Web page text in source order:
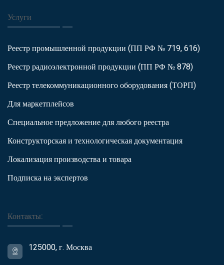
Услуги
Реестр промышленной продукции (ПП РФ № 719, 616)
Реестр радиоэлектронной продукции (ПП РФ № 878)
Реестр телекоммуникационного оборудования (ТОРП)
Для маркетплейсов
Специальное предложение для любого реестра
Конструкторская и технологическая документация
Локализация производства и товара
Подписка на экспертов
Контакты:
125000, г. Москва